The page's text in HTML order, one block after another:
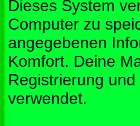
Dieses System
Computer zu
angegebenen
Komfort. Deine
Registrierung
verwendet.